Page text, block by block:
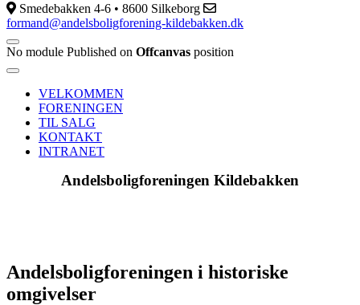
Smedebakken 4-6 • 8600 Silkeborg
formand@andelsboligforening-kildebakken.dk
No module Published on Offcanvas position
VELKOMMEN
FORENINGEN
TIL SALG
KONTAKT
INTRANET
Andelsboligforeningen Kildebakken
Andelsboligforeningen i historiske
omgivelser